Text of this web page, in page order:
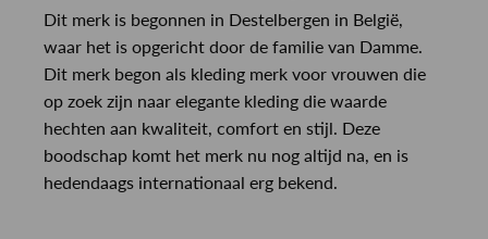
Dit merk is begonnen in Destelbergen in België,
waar het is opgericht door de familie van Damme.
Dit merk begon als kleding merk voor vrouwen die
op zoek zijn naar elegante kleding die waarde
hechten aan kwaliteit, comfort en stijl. Deze
boodschap komt het merk nu nog altijd na, en is
hedendaags internationaal erg bekend.